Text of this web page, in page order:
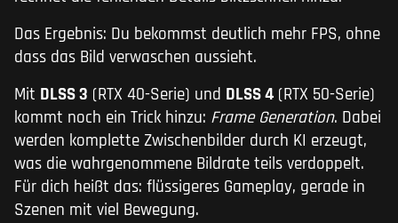
Das Ergebnis: Du bekommst deutlich mehr FPS, ohne
dass das Bild verwaschen aussieht.
Mit DLSS 3 (RTX 40-Serie) und DLSS 4 (RTX 50-Serie)
kommt noch ein Trick hinzu: Frame Generation. Dabei
werden komplette Zwischenbilder durch KI erzeugt,
was die wahrgenommene Bildrate teils verdoppelt.
Für dich heißt das: flüssigeres Gameplay, gerade in
Szenen mit viel Bewegung.